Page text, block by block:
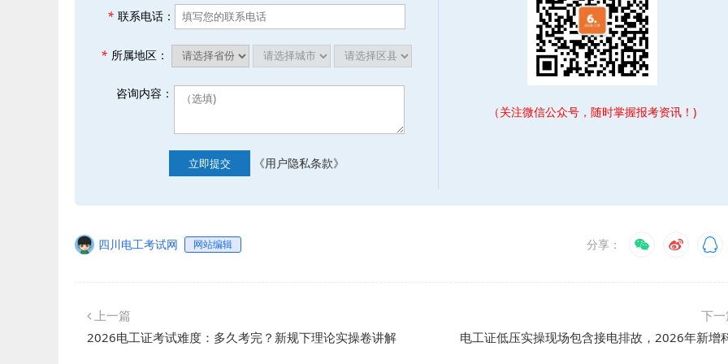
* 联系电话：
* 所属地区：
咨询内容：
立即提交 《用户隐私条款》
（关注微信公众号，随时掌握报考资讯！)
四川电工考试网 网站编辑 分享：
上一篇
2026电工证考试难度：多久考完？新规下理论实操卷讲解
下
电工证低压实操现场包含接电排故，2026年新增